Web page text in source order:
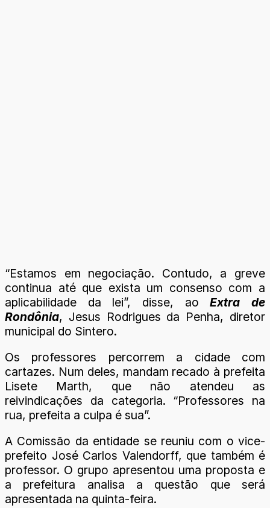
“Estamos em negociação. Contudo, a greve
continua até que exista um consenso com a
aplicabilidade da lei”, disse, aoExtra de
Rondônia, Jesus Rodrigues da Penha, diretor
municipal do Sintero.
Os professores percorrem a cidade com
cartazes. Num deles, mandam recado à prefeita
Lisete Marth, que não atendeu as
reivindicações da categoria. “Professores na
rua, prefeita a culpa é sua”.
A Comissão da entidade se reuniu com o vice-
prefeito José Carlos Valendorff, que também é
professor. O grupo apresentou uma proposta e
a prefeitura analisa a questão que será
apresentada na quinta-feira.